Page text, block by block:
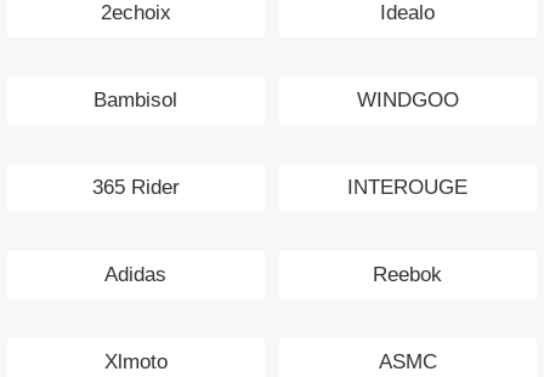
2echoix Idealo
Bambisol WINDGOO
365 Rider INTEROUGE
Adidas Reebok
Xlmoto ASMC